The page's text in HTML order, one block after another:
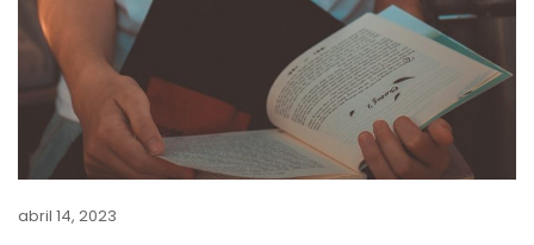
abril 14, 2023